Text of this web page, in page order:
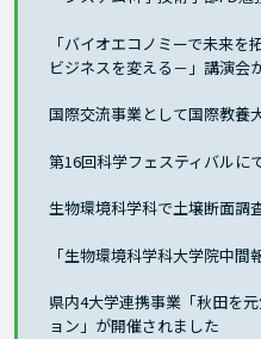
「バイオエコノミーで未来を
ビジネスを変える－」講演会
国際交流事業として国際教養
第16回科学フェスティバルに
生物環境科学科で土壌断面調
「生物環境科学科大学院中
県内4大学連携事業「秋田を
ョン」が開催されました